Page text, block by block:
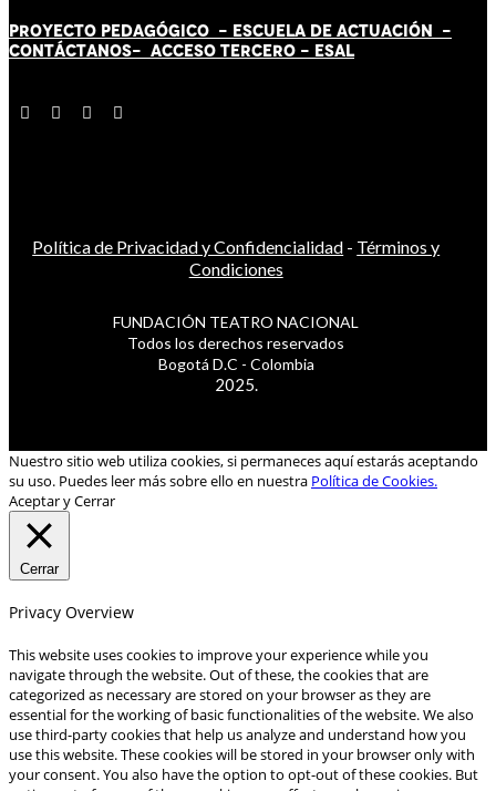
PROYECTO PEDAGÓGICO - ESCUELA DE ACTUACIÓN
-
CONTÁCTANOS- ACCESO TERCERO - ESAL
Política de Privacidad y Confidencialidad - Términos y
Condiciones
FUNDACIÓN TEATRO NACIONAL
Todos los derechos reservados
Bogotá D.C - Colombia
2025.
Nuestro sitio web utiliza cookies, si permaneces aquí estarás aceptando
su uso. Puedes leer más sobre ello en nuestra Política de Cookies.
Aceptar y Cerrar
Cerrar
Privacy Overview
This website uses cookies to improve your experience while you
navigate through the website. Out of these, the cookies that are
categorized as necessary are stored on your browser as they are
essential for the working of basic functionalities of the website. We also
use third-party cookies that help us analyze and understand how you
use this website. These cookies will be stored in your browser only with
your consent. You also have the option to opt-out of these cookies. But